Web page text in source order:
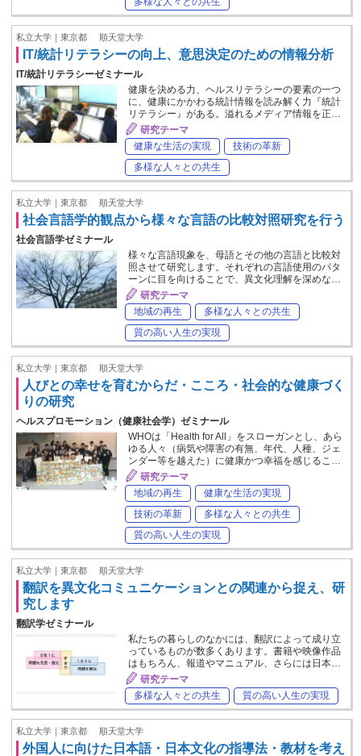
私立大学｜東京都 順天堂大学
IT/統計リテラシーの向上、意思決定のための情報分析
IT/統計リテラシーゼミナール
健康を決める力、ヘルスリテラシーの要素の一つ
に、健康にかかわる統計情報を読み解く力『統計
リテラシー』がある。溢れるメディア情報を正…
研究テーマ
健康な生活の実現
技術の革新
多様な人々との共生
私立大学｜東京都 順天堂大学
社会言語学的観点から様々な言語の比較対照研究を行う
社会言語学ゼミナール
様々な言語現象を、母語とその他の言語と比較対
照させて研究します。それぞれの言語使用のパタ
ーンに目を向けることで、異文化理解を深めな…
研究テーマ
地域の再生
多様な人々との共生
質の高い人生の実現
私立大学｜東京都 順天堂大学
人びとの幸せを育むからだ・こころ・社会的な健康づく
りの研究
ヘルスプロモーション（健康社会学）ゼミナール
WHOは「Health for All」をスローガンとし、あら
ゆる人々（病気や障害の有無、年代、人種、ジェ
ンダー等を越えた）に健康かつ幸福を感じるこ…
研究テーマ
地域の再生
健康な生活の実現
技術の革新
多様な人々との共生
質の高い人生の実現
私立大学｜東京都 順天堂大学
翻訳を異文化コミュニケーションとの関連から捉え、研
究します
翻訳学ゼミナール
私たちの暮らしのなかには、翻訳によって成り立
っているものが数多くあります。書籍や映像作品
はもちろん、報道やマニュアル、さらには日本…
研究テーマ
多様な人々との共生
質の高い人生の実現
私立大学｜東京都 順天堂大学
外国人に向けた日本語・日本文化の指導法・教材を考え